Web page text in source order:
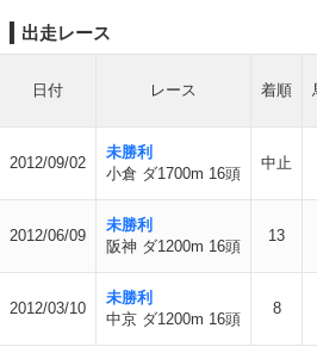
出走レース
日付 レース 着順
2012/09/02
未勝利
小倉 ダ1700m 16頭
中止
2012/06/09
未勝利
阪神 ダ1200m 16頭
13
2012/03/10
未勝利
中京 ダ1200m 16頭
8